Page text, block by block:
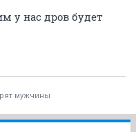
у нас дров будет
мужчины